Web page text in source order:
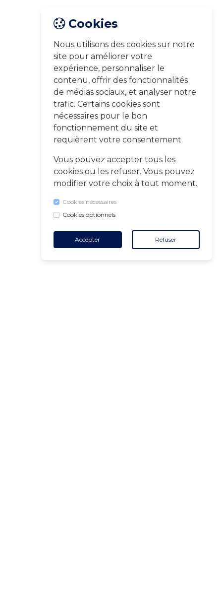
Cookies
Nous utilisons des cookies sur notre
site pour améliorer votre
expérience, personnaliser le
contenu, offrir des fonctionnalités
de médias sociaux, et analyser notre
trafic. Certains cookies sont
nécessaires pour le bon
fonctionnement du site et
requièrent votre consentement.
Vous pouvez accepter tous les
cookies ou les refuser. Vous pouvez
modifier votre choix à tout moment.
Cookies nécessaires
Cookies optionnels
Accepter Refuser